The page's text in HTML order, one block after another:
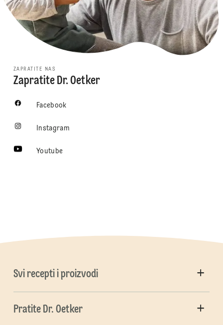
ZAPRATITE NAS
Zapratite Dr. Oetker
Facebook
Instagram
Youtube
Svi recepti i proizvodi
Pratite Dr. Oetker